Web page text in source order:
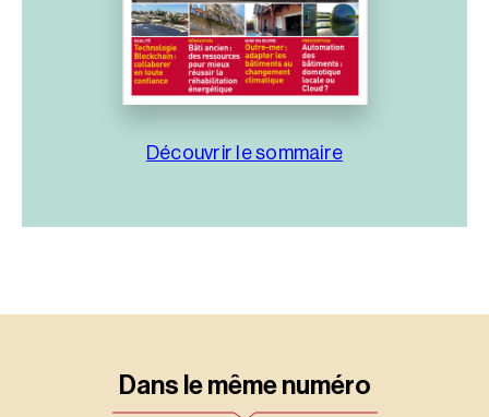
Découvrir le sommaire
Dans le même numéro